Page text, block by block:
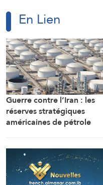
En Lien
Guerre contre l’Iran : les
réserves stratégiques
américaines de pétrole